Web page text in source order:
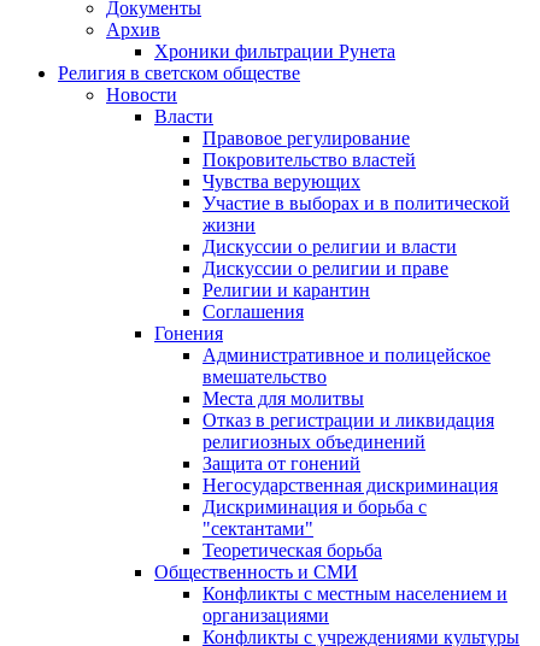
Документы
Архив
Хроники фильтрации Рунета
Религия в светском обществе
Новости
Власти
Правовое регулирование
Покровительство властей
Чувства верующих
Участие в выборах и в политической
жизни
Дискуссии о религии и власти
Дискуссии о религии и праве
Религии и карантин
Соглашения
Гонения
Административное и полицейское
вмешательство
Места для молитвы
Отказ в регистрации и ликвидация
религиозных объединений
Защита от гонений
Негосударственная дискриминация
Дискриминация и борьба с
"сектантами"
Теоретическая борьба
Общественность и СМИ
Конфликты с местным населением и
организациями
Конфликты с учреждениями культуры